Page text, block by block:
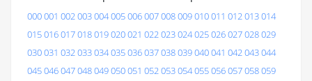
000001 002003004005006007008009010011 012013014
015016017018019020021 022023024025026027028029
030031 032033034035036037038039040041 042043044
045046047048049050051 052053054055056057058059